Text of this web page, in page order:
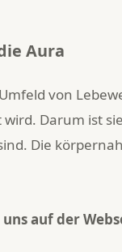
Aura
von
Darum ist
Die
auf der